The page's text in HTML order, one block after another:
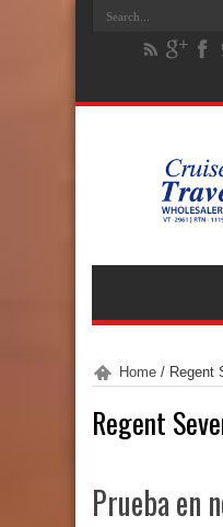
Home / Regent
Regent
Prueba en